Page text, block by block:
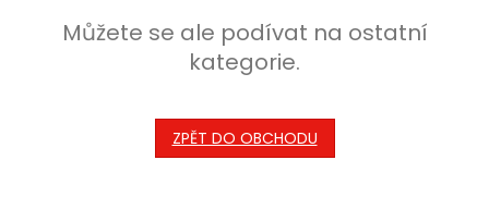
Můžete se ale podívat na ostatní
kategorie.
ZPĚT DO OBCHODU